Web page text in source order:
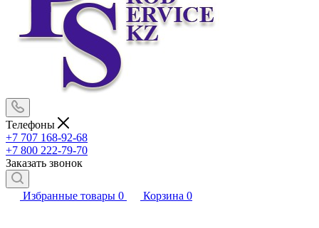
Телефоны
+7 707 168-92-68
+7 800 222-79-70
Заказать звонок
Избранные товары 0 Корзина 0